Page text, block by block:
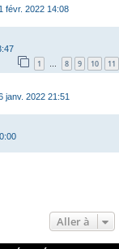
févr. 2022 14:08
1 … 8 9 10 11
janv. 2022 21:51
Aller à